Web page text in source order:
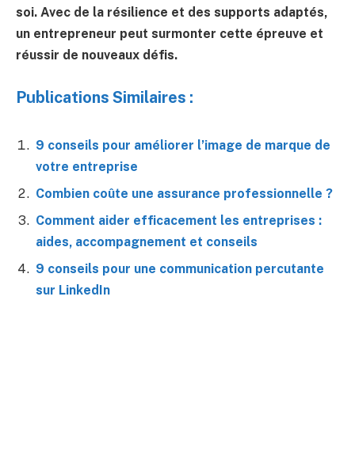
soi. Avec de la résilience et des supports adaptés,
un entrepreneur peut surmonter cette épreuve et
réussir de nouveaux défis.
Publications Similaires :
9 conseils pour améliorer l’image de marque de
votre entreprise
Combien coûte une assurance professionnelle ?
Comment aider efficacement les entreprises :
aides, accompagnement et conseils
9 conseils pour une communication percutante
sur LinkedIn